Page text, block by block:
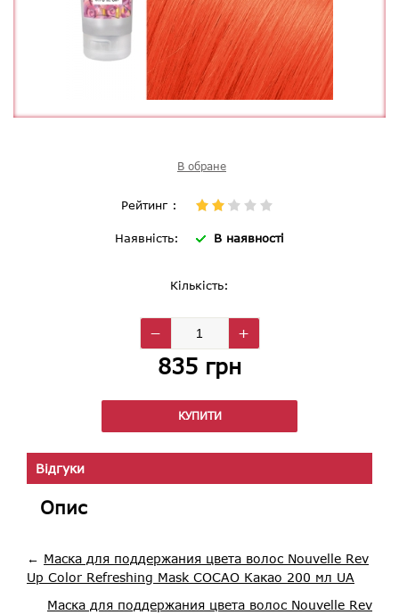
Рейтинг :
Наявність: В наявності
Кількість:
− +
835 грн
КУПИТИ
Відгуки
Опис
← Маска для поддержания цвета волос Nouvelle Rev
Up Color Refreshing Mask COCAO Какао 200 мл UA
Маска для поддержания цвета волос Nouvelle Rev